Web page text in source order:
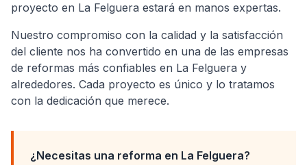
proyecto en La Felguera estará en manos expertas.
Nuestro compromiso con la calidad y la satisfacción
del cliente nos ha convertido en una de las empresas
de reformas más confiables en La Felguera y
alrededores. Cada proyecto es único y lo tratamos
con la dedicación que merece.
¿Necesitas una reforma en La Felguera?